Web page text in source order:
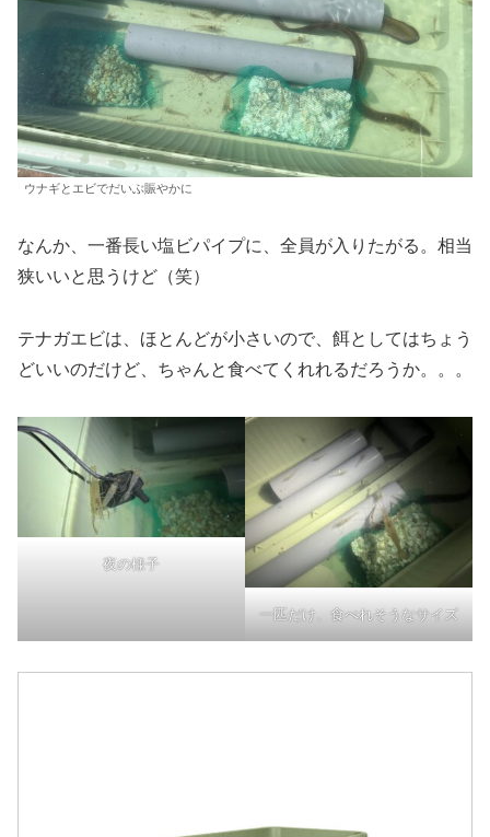
ウナギとエビでだいぶ賑やかに
なんか、一番長い塩ビパイプに、全員が入りたがる。相当
狭いいと思うけど（笑）
テナガエビは、ほとんどが小さいので、餌としてはちょう
どいいのだけど、ちゃんと食べてくれれるだろうか。。。
夜の様子
一匹だけ、食べれそうなサイズ